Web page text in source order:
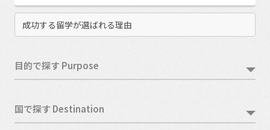
成功する留学が選ばれる理由
目的で探す Purpose
国で探す Destination